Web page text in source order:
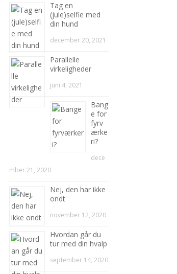
Tag en
(jule)selfie med
din hund
december 20, 2021
Parallelle
virkeligheder
juni 4, 2021
Bang
e for
fyrv
ærke
ri?
dece
mber 21, 2020
Nej, den har ikke
ondt
november 12, 2020
Hvordan går du
tur med din hvalp
september 14, 2020